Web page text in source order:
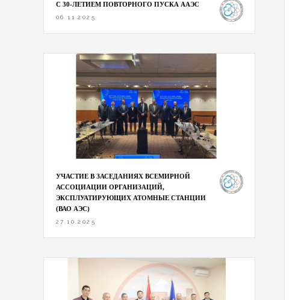
С 30-ЛЕТИЕМ ПОВТОРНОГО ПУСКА ААЭС
06.11.2025
УЧАСТИЕ В ЗАСЕДАНИЯХ ВСЕМИРНОЙ
АССОЦИАЦИИ ОРГАНИЗАЦИЙ,
ЭКСПЛУАТИРУЮЩИХ АТОМНЫЕ СТАНЦИИ
(ВАО АЭС)
27.10.2025